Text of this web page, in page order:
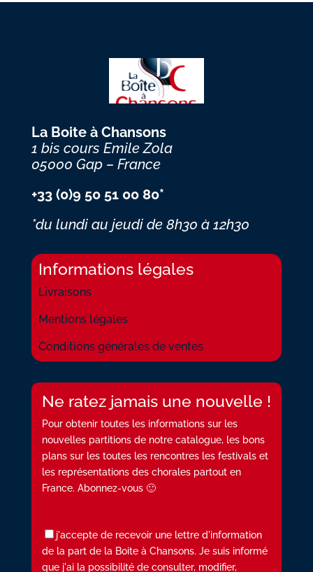
La Boite à Chansons
1 bis cours Emile Zola
05000 Gap – France
+33 (0)9 50 51 00 80*
*du lundi au jeudi de 8h30 à 12h30
Informations légales
Livraisons
Mentions légales
Conditions générales de ventes
Ne ratez jamais une nouvelle !
Pour obtenir toutes les informations sur les
nouvelles partitions de notre catalogue, les bons
plans sur les toutes les rencontres les festivals et
les représentations des chorales partout en
France. Abonnez-vous 🙂
j'accepte de recevoir une lettre d'information
de la part de la Boite à Chansons. Je suis informé
que j'ai la possibilité de consulter, modifier,